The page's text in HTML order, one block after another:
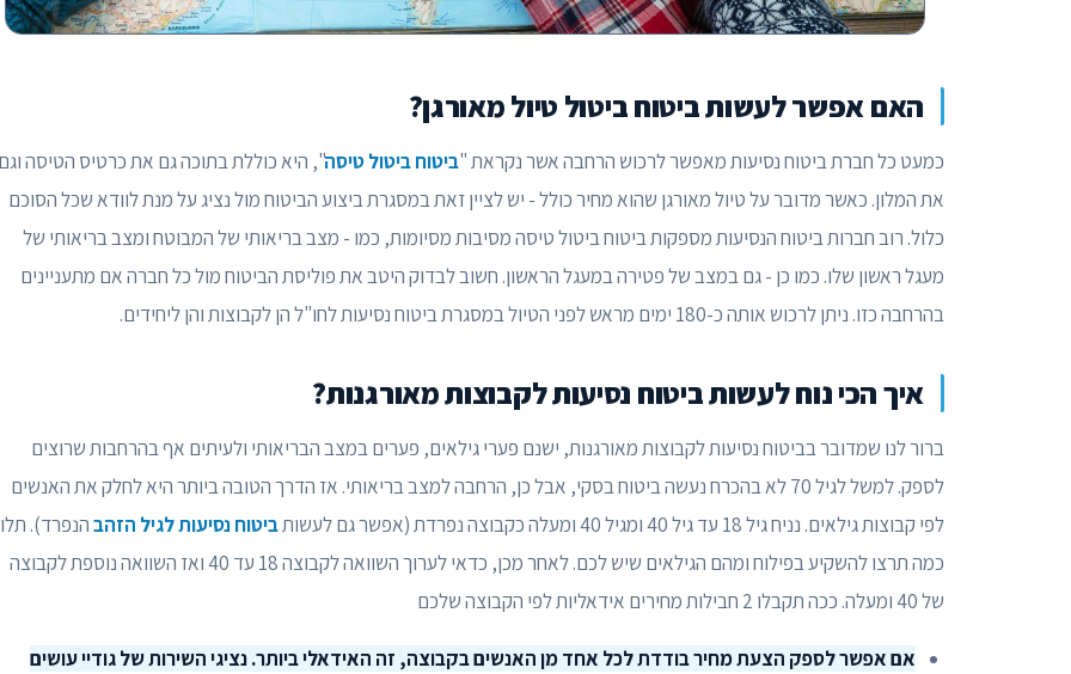
האם אפשר לעשות ביטוח ביטול טיול מאורגן?
כמעט כל חברת ביטוח נסיעות מאפשר לרכוש הרחבה אשר נקראת "ביטוח ביטול טיסה", היא כוללת בתוכה גם את כרטיס הטיסה
את המלון. כאשר מדובר על טיול מאורגן שהוא מחיר כולל - יש לציין זאת במסגרת ביצוע הביטוח מול נציג על מנת לוודא שכל הסוכם
כלול. רוב חברות ביטוח הנסיעות מספקות ביטוח ביטול טיסה מסיבות מסיומות, כמו - מצב בריאותי של המבוטח ומצב בריאותי של
מעגל ראשון שלו. כמו כן - גם במצב של פטירה במעגל הראשון. חשוב לבדוק היטב את פוליסת הביטוח מול כל חברה אם מתעניינים
בהרחבה כזו. ניתן לרכוש אותה כ-180 ימים מראש לפני הטיול במסגרת ביטוח נסיעות לחו"ל הן לקבוצות והן ליחידים.
איך הכי נוח לעשות ביטוח נסיעות לקבוצות מאורגנות?
ברור לנו שמדובר בביטוח נסיעות לקבוצות מאורגנות, ישנם פערי גילאים, פערים במצב הבריאותי ולעיתים אף בהרחבות שרוצים
לספק. למשל לגיל 70 לא בהכרח נעשה ביטוח בסקי, אבל כן, הרחבה למצב בריאותי. אז הדרך הטובה ביותר היא לחלק את האנשים
לפי קבוצות גילאים. נניח גיל 18 עד גיל 40 ומגיל 40 ומעלה כקבוצה נפרדת (אפשר גם לעשות
ביטוח נסיעות לגיל הזהבהנפרד).
כמה תרצו להשקיע בפילוח ומהם הגילאים שיש לכם. לאחר מכן, כדאי לערוך השוואה לקבוצה 18 עד 40 ואז השוואה נוספת לקבוצה
של 40 ומעלה. ככה תקבלו 2 חבילות מחירים אידאליות לפי הקבוצה שלכם
אם אפשר לספק הצעת מחיר בודדת לכל אחד מן האנשים בקבוצה, זה האידאלי ביותר. נציגי השירות של גודיי עושים